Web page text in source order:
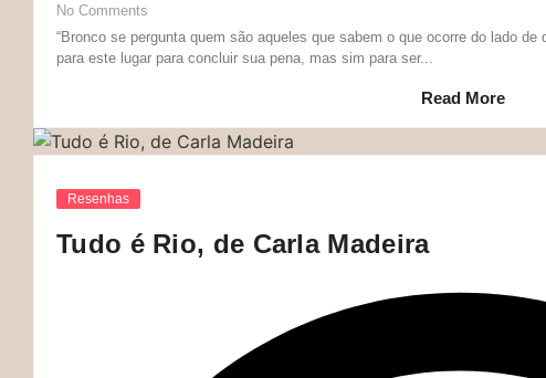
No Comments
“Bronco se pergunta quem são aqueles que sabem o que ocorre do lado
para este lugar para concluir sua pena, mas sim para ser...
Read More
Resenhas
Tudo é Rio, de Carla Madeira